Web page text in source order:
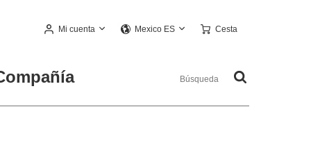
Mi cuenta Mexico ES Cesta